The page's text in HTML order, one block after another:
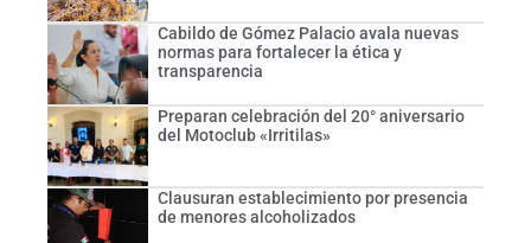
Cabildo de Gómez Palacio avala nuevas
normas para fortalecer la ética y
transparencia
Preparan celebración del 20° aniversario
del Motoclub «Irritilas»
Clausuran establecimiento por presencia
de menores alcoholizados